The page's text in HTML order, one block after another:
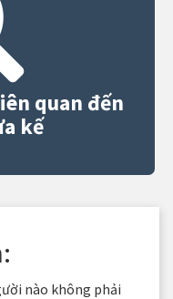
quan đến
kế
nào không phải